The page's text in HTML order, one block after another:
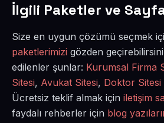
İlgili Paketler ve
Size en uygun çözümü seçmek
paketlerimizi gözden
edilenler şunlar: Kurumsal Firma
Sitesi, Avukat Sitesi, Doktor Sitesi
Ücretsiz teklif almak için iletişim
faydalı rehberler için blog